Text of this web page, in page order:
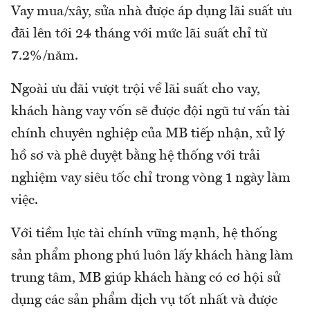
Vay mua/xây, sửa nhà được áp dụng lãi suất ưu
đãi lên tới 24 tháng với mức lãi suất chỉ từ
7.2%/năm.
Ngoài ưu đãi vượt trội về lãi suất cho vay,
khách hàng vay vốn sẽ được đội ngũ tư vấn tài
chính chuyên nghiệp của MB tiếp nhận, xử lý
hồ sơ và phê duyệt bằng hệ thống với trải
nghiệm vay siêu tốc chỉ trong vòng 1 ngày làm
việc.
Với tiềm lực tài chính vững mạnh, hệ thống
sản phẩm phong phú luôn lấy khách hàng làm
trung tâm, MB giúp khách hàng có cơ hội sử
dụng các sản phẩm dịch vụ tốt nhất và được